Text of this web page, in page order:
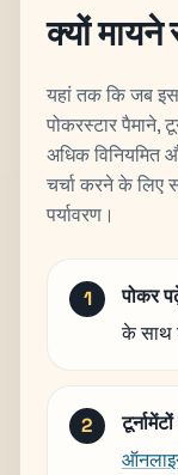
क्यों मायने
यहां तक कि जब
पोकरस्टार पैमाने,
अधिक
चर्चा करने के लिए
पर्यावरण।
पोकर
के